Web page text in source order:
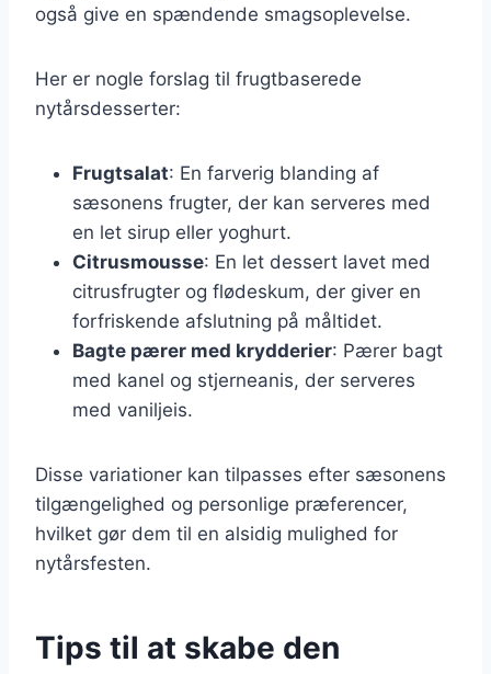
også give en spændende smagsoplevelse.
Her er nogle forslag til frugtbaserede
nytårsdesserter:
Frugtsalat: En farverig blanding af
sæsonens frugter, der kan serveres med
en let sirup eller yoghurt.
Citrusmousse: En let dessert lavet med
citrusfrugter og flødeskum, der giver en
forfriskende afslutning på måltidet.
Bagte pærer med krydderier: Pærer bagt
med kanel og stjerneanis, der serveres
med vaniljeis.
Disse variationer kan tilpasses efter sæsonens
tilgængelighed og personlige præferencer,
hvilket gør dem til en alsidig mulighed for
nytårsfesten.
Tips til at skabe den